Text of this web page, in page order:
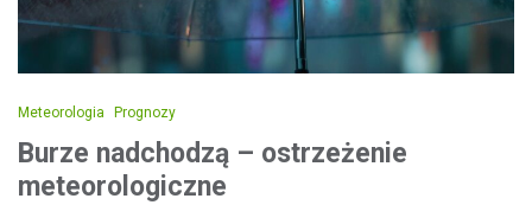
Meteorologia Prognozy
Burze nadchodzą – ostrzeżenie
meteorologiczne